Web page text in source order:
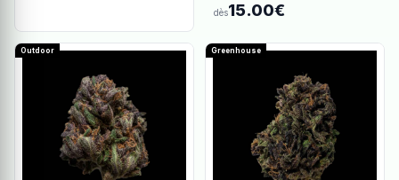
dès15.00€
Outdoor Greenhouse